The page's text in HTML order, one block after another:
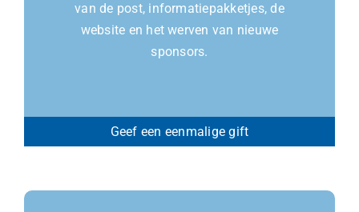
van de post, informatiepakketjes, de
website en het werven van nieuwe
sponsors.
Geef een eenmalige gift